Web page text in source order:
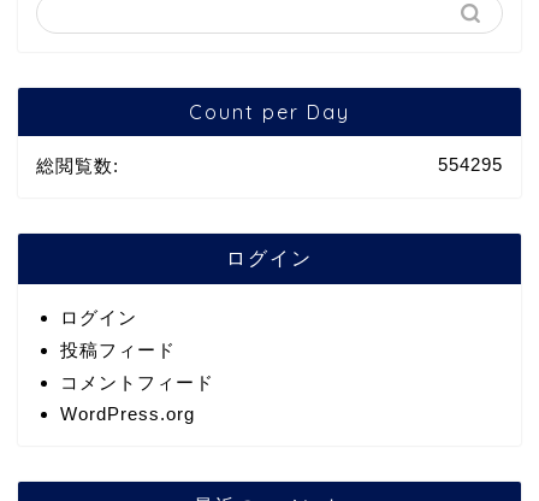
Count per Day
554295
総閲覧数:
ログイン
ログイン
投稿フィード
コメントフィード
WordPress.org